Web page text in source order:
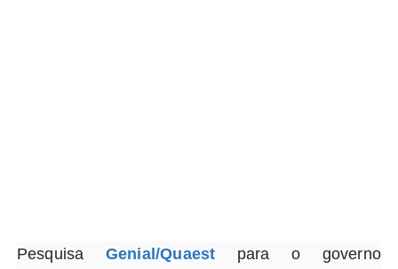
Pesquisa Genial/Quaest para o governo